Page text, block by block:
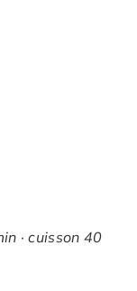
· cuisson 40